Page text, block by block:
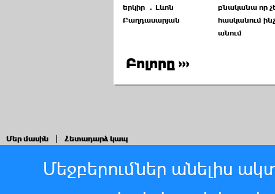
երկիր ․Լևոն
Բաղդասարյան
բնականա որ
հասկանում
անում
Բոլորը ›››
Մեր մասին Հետադարձ կապ
Մեջբերումներ անելիս